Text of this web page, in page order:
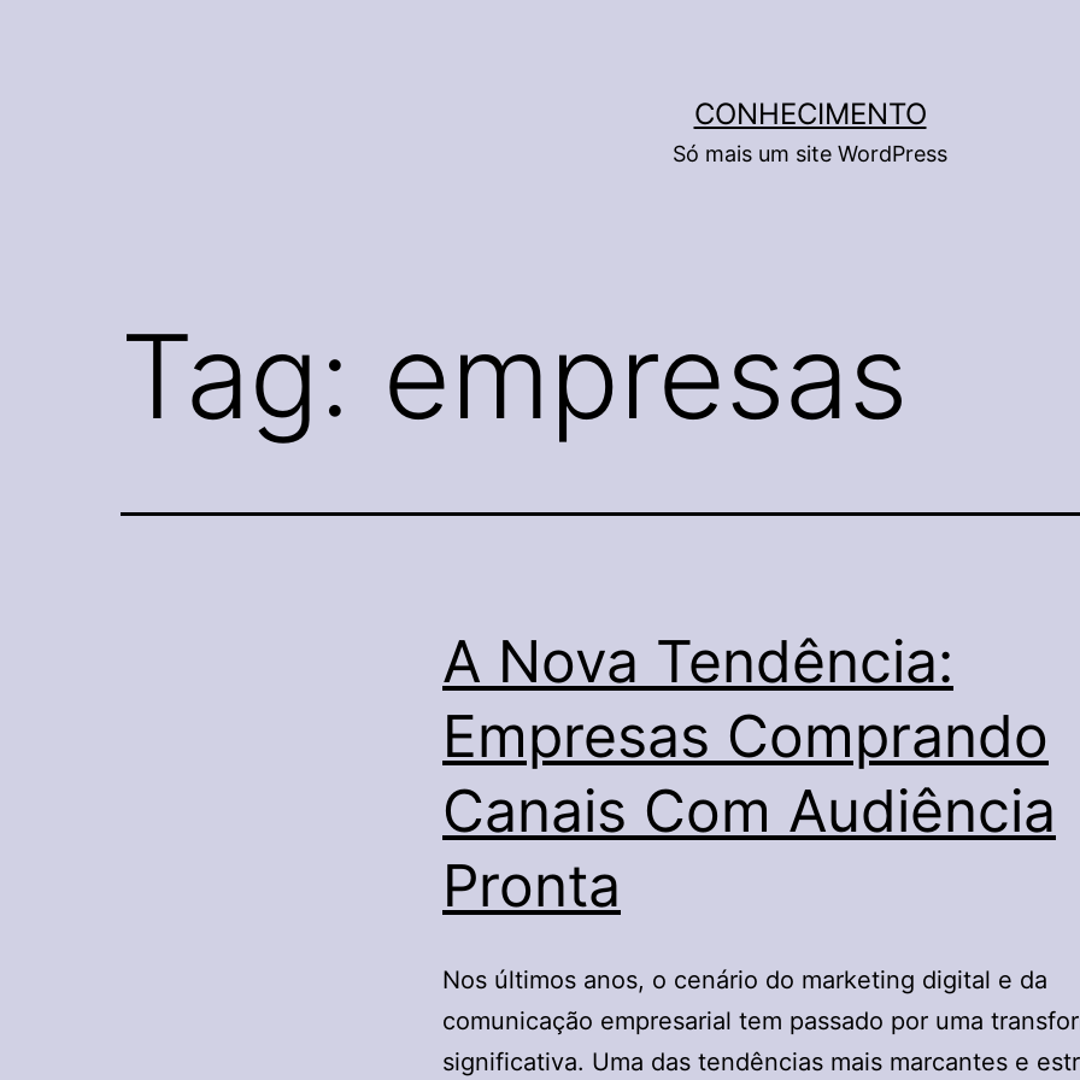
CONHECIMENTO
Só mais um site WordPress
Tag: empresas
A Nova Tendência:
Empresas Comprando
Canais Com Audiência
Pronta
Nos últimos anos, o cenário do marketing digital e da
comunicação empresarial tem passado por uma
significativa. Uma das tendências mais marcantes e